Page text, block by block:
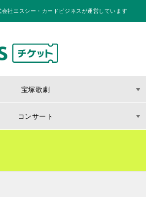
会社エスシー・カードビジネスが運営しています
宝塚歌劇
コンサート